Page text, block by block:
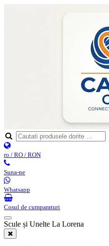
ro / RO / RON
Suna-ne
Whatsapp
Cosul de cumparaturi
Scule și Unelte La Lorena